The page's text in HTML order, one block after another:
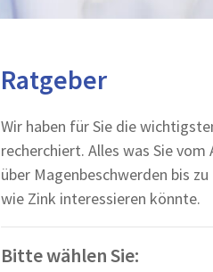
Ratgeber
Wir haben für Sie die
recherchiert. Alles was Sie vom
über Magenbeschwerden bis
wie Zink interessieren könnte.
Bitte wählen Sie: